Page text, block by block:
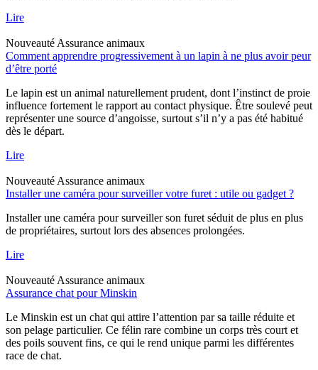
Lire
Nouveauté Assurance animaux
Comment apprendre progressivement à un lapin à ne plus avoir peur
d’être porté
Le lapin est un animal naturellement prudent, dont l’instinct de proie
influence fortement le rapport au contact physique. Être soulevé peut
représenter une source d’angoisse, surtout s’il n’y a pas été habitué
dès le départ.
Lire
Nouveauté Assurance animaux
Installer une caméra pour surveiller votre furet : utile ou gadget ?
Installer une caméra pour surveiller son furet séduit de plus en plus
de propriétaires, surtout lors des absences prolongées.
Lire
Nouveauté Assurance animaux
Assurance chat pour Minskin
Le Minskin est un chat qui attire l’attention par sa taille réduite et
son pelage particulier. Ce félin rare combine un corps très court et
des poils souvent fins, ce qui le rend unique parmi les différentes
race de chat.